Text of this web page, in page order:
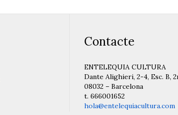
Contacte
ENTELEQUIA CULTURA
Dante Alighieri, 2-4, Esc. B,
08032 – Barcelona
t. 666001652
hola@entelequiacultura.com